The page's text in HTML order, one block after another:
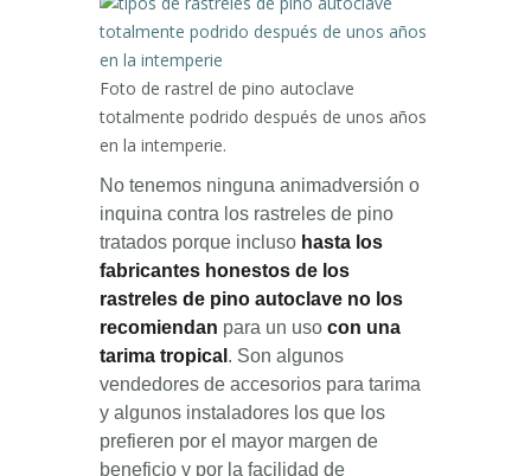
Foto de rastrel de pino autoclave
totalmente podrido después de unos años
en la intemperie.
No tenemos ninguna animadversión o
inquina contra los rastreles de pino
tratados porque incluso hasta los
fabricantes honestos de los
rastreles de pino autoclave no los
recomiendan para un uso con una
tarima tropical . Son algunos
vendedores de accesorios para tarima
y algunos instaladores los que los
prefieren por el mayor margen de
beneficio y por la facilidad de